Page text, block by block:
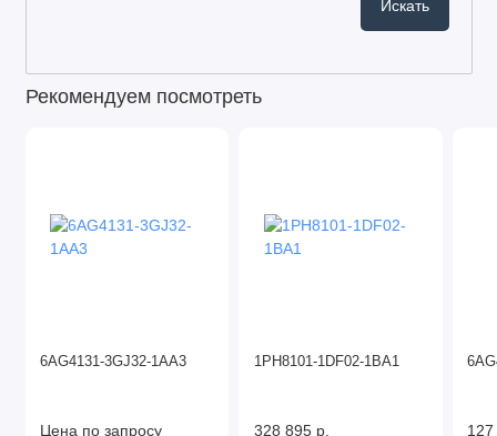
Рекомендуем посмотреть
6AG4131-3GJ32-1AA3
Цена по запросу
1PH8101-1DF02-1BA1
328 895 р.